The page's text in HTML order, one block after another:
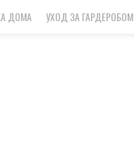
ДОМА УХОД ЗА ГАРДЕРОБОМ